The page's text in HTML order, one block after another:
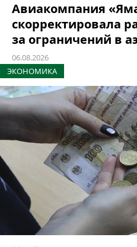
Авиакомпания
скорректировала
за ограничений в
06.08.2026
ЭКОНОМИКА